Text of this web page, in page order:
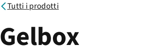
Tutti i prodotti
Gelbox